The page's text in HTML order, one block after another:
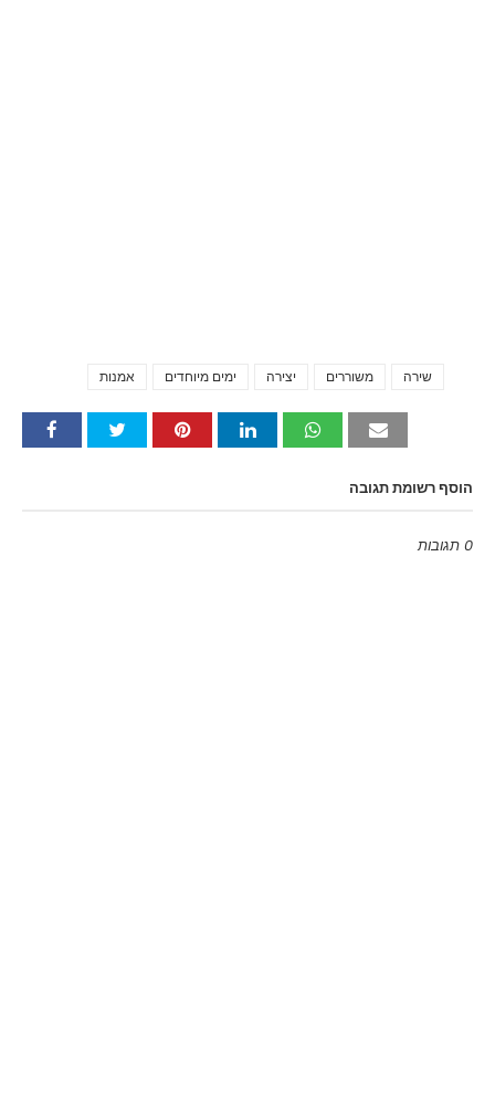
אמנות ימים מיוחדים יצירה משוררים שירה
הוסף רשומת תגובה
0 תגובות